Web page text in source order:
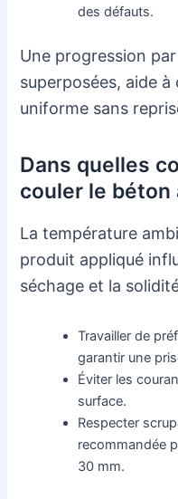
des défauts.
Une progression
superposées, aide
uniforme sans
Dans quelles
couler le béton
La température
produit appliqué
séchage et la
Travailler de
garantir une
Éviter les
surface.
Respecter
recommandée
30 mm.